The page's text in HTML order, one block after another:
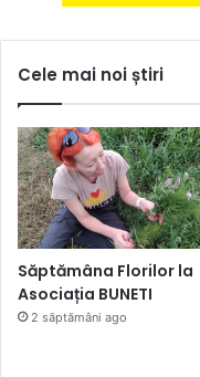
Cele mai noi știri
Săptămâna Florilor la
Asociația BUNETI
2 săptămâni ago